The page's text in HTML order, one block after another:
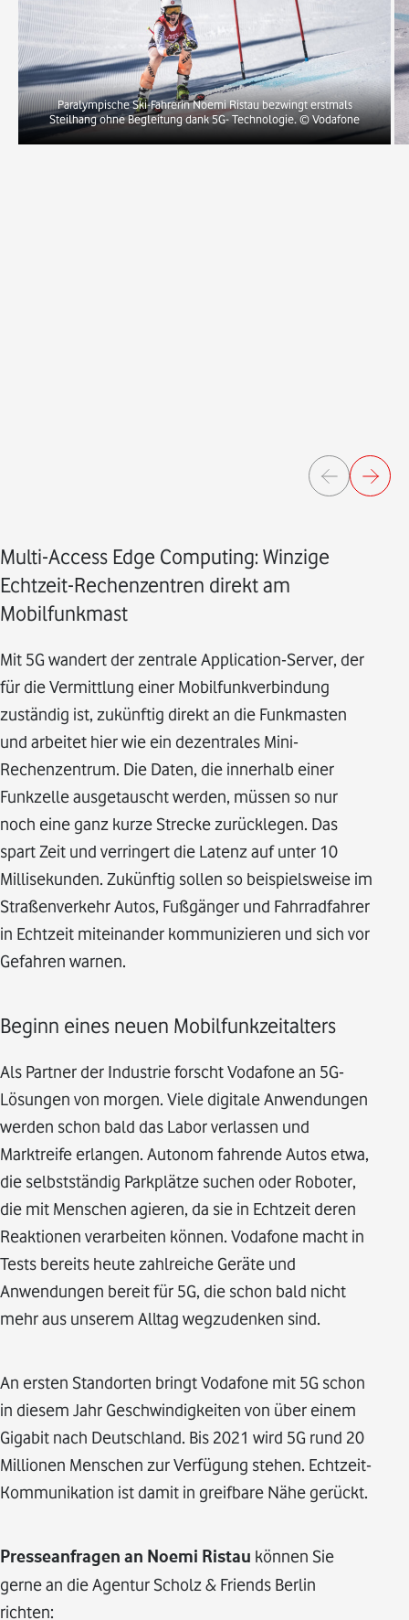
Paralympische Ski-Fahrerin Noemi Ristau bezwingt erstmals
Steilhang ohne Begleitung dank 5G- Technologie.© Vodafone
Multi-Access Edge Computing: Winzige
Echtzeit-Rechenzentren direkt am
Mobilfunkmast
Mit 5G wandert der zentrale Application-Server, der
für die Vermittlung einer Mobilfunkverbindung
zuständig ist, zukünftig direkt an die Funkmasten
und arbeitet hier wie ein dezentrales Mini-
Rechenzentrum. Die Daten, die innerhalb einer
Funkzelle ausgetauscht werden, müssen so nur
noch eine ganz kurze Strecke zurücklegen. Das
spart Zeit und verringert die Latenz auf unter 10
Millisekunden. Zukünftig sollen so beispielsweise im
Straßenverkehr Autos, Fußgänger und Fahrradfahrer
in Echtzeit miteinander kommunizieren und sich vor
Gefahren warnen.
Beginn eines neuen Mobilfunkzeitalters
Als Partner der Industrie forscht Vodafone an 5G-
Lösungen von morgen. Viele digitale Anwendungen
werden schon bald das Labor verlassen und
Marktreife erlangen. Autonom fahrende Autos etwa,
die selbstständig Parkplätze suchen oder Roboter,
die mit Menschen agieren, da sie in Echtzeit deren
Reaktionen verarbeiten können. Vodafone macht in
Tests bereits heute zahlreiche Geräte und
Anwendungen bereit für 5G, die schon bald nicht
mehr aus unserem Alltag wegzudenken sind.
An ersten Standorten bringt Vodafone mit 5G schon
in diesem Jahr Geschwindigkeiten von über einem
Gigabit nach Deutschland. Bis 2021 wird 5G rund 20
Millionen Menschen zur Verfügung stehen. Echtzeit-
Kommunikation ist damit in greifbare Nähe gerückt.
Presseanfragen an Noemi Ristau können Sie
gerne an die Agentur Scholz & Friends Berlin
richten: